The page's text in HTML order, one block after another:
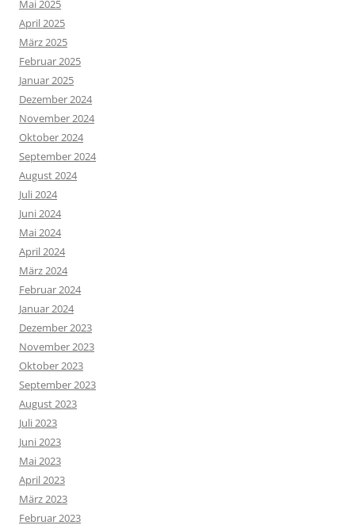
Mai 2025
April 2025
März 2025
Februar 2025
Januar 2025
Dezember 2024
November 2024
Oktober 2024
September 2024
August 2024
Juli 2024
Juni 2024
Mai 2024
April 2024
März 2024
Februar 2024
Januar 2024
Dezember 2023
November 2023
Oktober 2023
September 2023
August 2023
Juli 2023
Juni 2023
Mai 2023
April 2023
März 2023
Februar 2023